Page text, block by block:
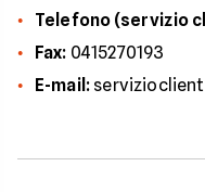
Telefono (servizio
Fax: 0415270193
E-mail: